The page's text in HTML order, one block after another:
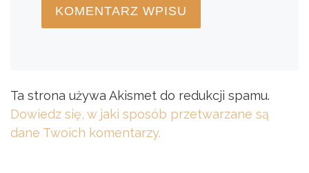
Ta strona używa Akismet do redukcji spamu.
Dowiedz się, w jaki sposób przetwarzane są
dane Twoich komentarzy.